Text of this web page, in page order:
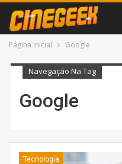
Página Inicial Google
Navegação Na Tag
Google
Tecnologia